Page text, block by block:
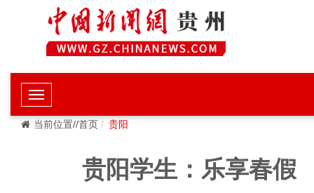
当前位置//首页 贵阳
贵阳学生：乐享春假